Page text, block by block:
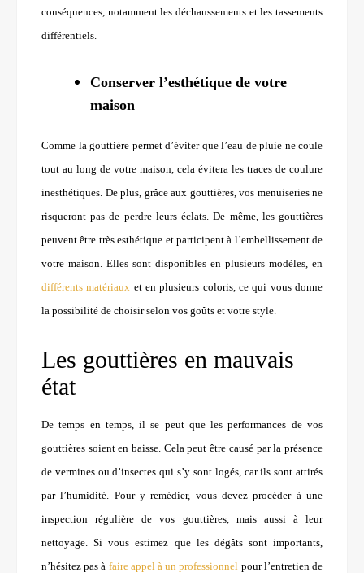
conséquences, notamment les déchaussements et les tassements
différentiels.
Conserver l’esthétique de votre
maison
Comme la gouttière permet d’éviter que l’eau de pluie ne coule
tout au long de votre maison, cela évitera les traces de coulure
inesthétiques. De plus, grâce aux gouttières, vos menuiseries ne
risqueront pas de perdre leurs éclats. De même, les gouttières
peuvent être très esthétique et participent à l’embellissement de
votre maison. Elles sont disponibles en plusieurs modèles, en
différents matériaux et en plusieurs coloris, ce qui vous donne
la possibilité de choisir selon vos goûts et votre style.
Les gouttières en mauvais
état
De temps en temps, il se peut que les performances de vos
gouttières soient en baisse. Cela peut être causé par la présence
de vermines ou d’insectes qui s’y sont logés, car ils sont attirés
par l’humidité. Pour y remédier, vous devez procéder à une
inspection régulière de vos gouttières, mais aussi à leur
nettoyage. Si vous estimez que les dégâts sont importants,
n’hésitez pas à faire appel à un professionnel pour l’entretien de